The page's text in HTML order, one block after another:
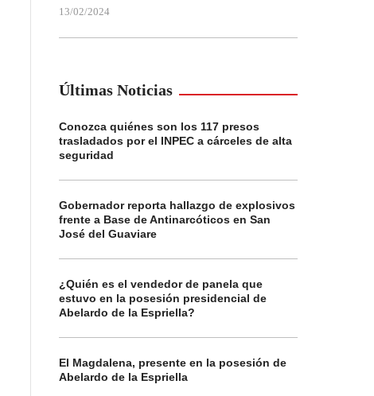
13/02/2024
Últimas Noticias
Conozca quiénes son los 117 presos
trasladados por el INPEC a cárceles de alta
seguridad
Gobernador reporta hallazgo de explosivos
frente a Base de Antinarcóticos en San
José del Guaviare
¿Quién es el vendedor de panela que
estuvo en la posesión presidencial de
Abelardo de la Espriella?
El Magdalena, presente en la posesión de
Abelardo de la Espriella